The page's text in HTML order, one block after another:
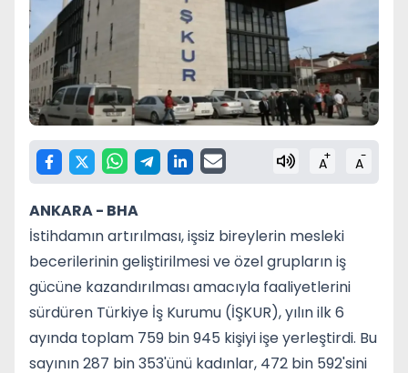
A+ A-
ANKARA - BHA
İstihdamın artırılması, işsiz bireylerin mesleki
becerilerinin geliştirilmesi ve özel grupların iş
gücüne kazandırılması amacıyla faaliyetlerini
sürdüren Türkiye İş Kurumu (İŞKUR), yılın ilk 6
ayında toplam 759 bin 945 kişiyi işe yerleştirdi. Bu
sayının 287 bin 353'ünü kadınlar, 472 bin 592'sini